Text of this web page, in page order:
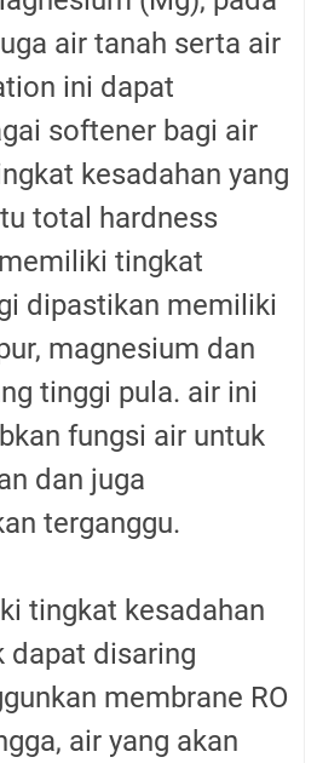
air tanah serta air
ini dapat
softener bagi air
kesadahan yang
total hardness
tingkat
dipastikan memiliki
magnesium dan
tinggi pula. air ini
fungsi air untuk
dan juga
terganggu.
tingkat kesadahan
dapat disaring
membrane RO
air yang akan